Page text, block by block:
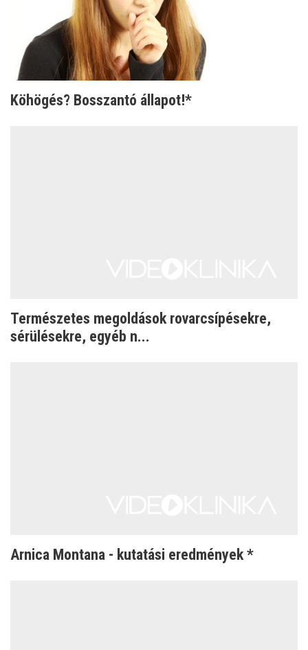
Köhögés? Bosszantó állapot!*
Természetes megoldások rovarcsípésekre,
sérülésekre, egyéb n...
Arnica Montana - kutatási eredmények *